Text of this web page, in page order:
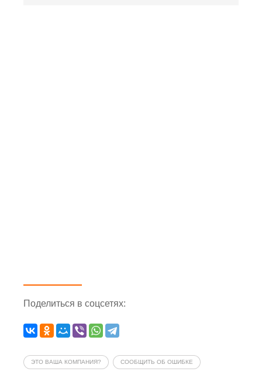
Поделиться в соцсетях:
ЭТО ВАША КОМПАНИЯ? СООБЩИТЬ ОБ ОШИБКЕ